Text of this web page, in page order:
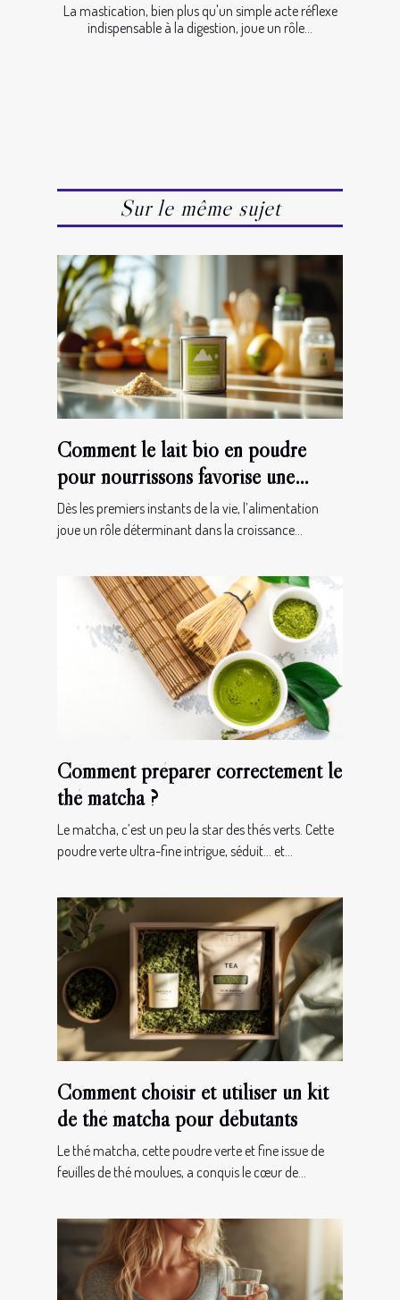
La mastication, bien plus qu'un simple acte réflexe
indispensable à la digestion, joue un rôle...
Sur le même sujet
Comment le lait bio en poudre
pour nourrissons favorise une
alimentation saine dès la naissance
?
Dès les premiers instants de la vie, l’alimentation
joue un rôle déterminant dans la croissance...
Comment préparer correctement le
thé matcha ?
Le matcha, c’est un peu la star des thés verts. Cette
poudre verte ultra-fine intrigue, séduit… et...
Comment choisir et utiliser un kit
de thé matcha pour débutants
Le thé matcha, cette poudre verte et fine issue de
feuilles de thé moulues, a conquis le cœur de...